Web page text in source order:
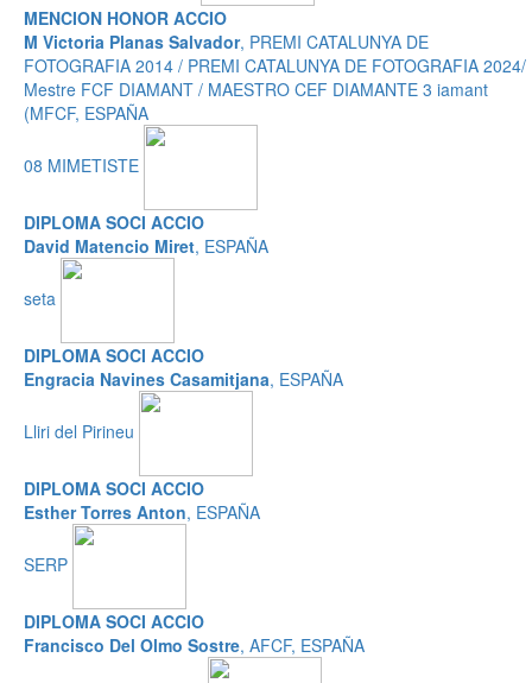
MENCION HONOR ACCIO
M Victoria Planas Salvador, PREMI CATALUNYA DE
FOTOGRAFIA 2014 / PREMI CATALUNYA DE FOTOGRAFIA 2024/
Mestre FCF DIAMANT / MAESTRO CEF DIAMANTE 3 iamant
(MFCF, ESPAÑA
08 MIMETISTE
DIPLOMA SOCI ACCIO
David Matencio Miret, ESPAÑA
seta
DIPLOMA SOCI ACCIO
Engracia Navines Casamitjana, ESPAÑA
Lliri del Pirineu
DIPLOMA SOCI ACCIO
Esther Torres Anton, ESPAÑA
SERP
DIPLOMA SOCI ACCIO
Francisco Del Olmo Sostre, AFCF, ESPAÑA